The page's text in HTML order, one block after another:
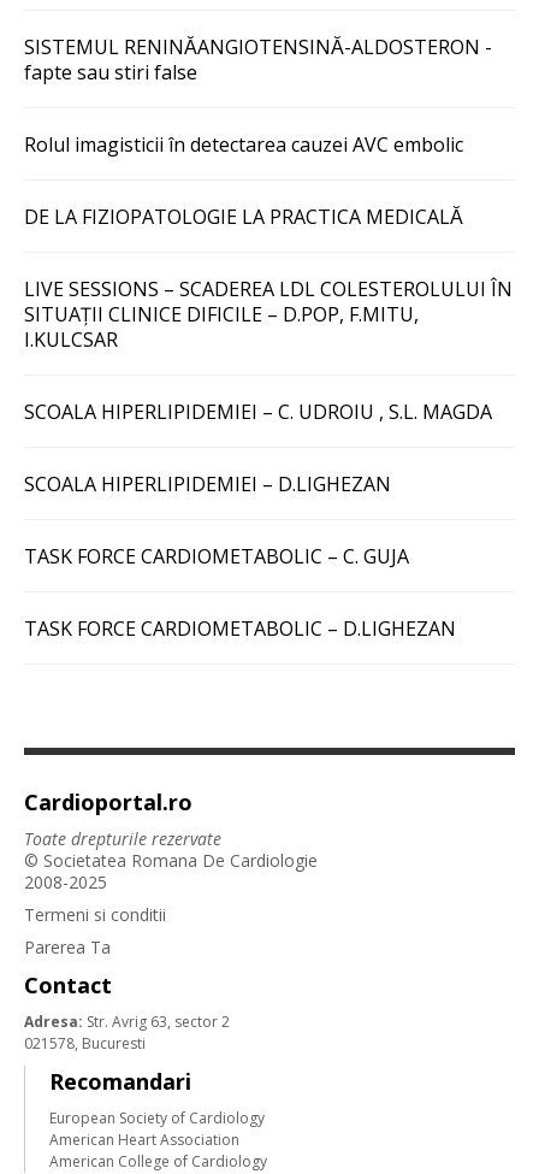
SISTEMUL RENINĂANGIOTENSINĂ-ALDOSTERON -
fapte sau stiri false
Rolul imagisticii în detectarea cauzei AVC embolic
DE LA FIZIOPATOLOGIE LA PRACTICA MEDICALĂ
LIVE SESSIONS – SCADEREA LDL COLESTEROLULUI ÎN
SITUAȚII CLINICE DIFICILE – D.POP, F.MITU,
I.KULCSAR
SCOALA HIPERLIPIDEMIEI – C. UDROIU , S.L. MAGDA
SCOALA HIPERLIPIDEMIEI – D.LIGHEZAN
TASK FORCE CARDIOMETABOLIC – C. GUJA
TASK FORCE CARDIOMETABOLIC – D.LIGHEZAN
Cardioportal.ro
Toate drepturile rezervate
© Societatea Romana De Cardiologie
2008-2025
Termeni si conditii
Parerea Ta
Contact
Adresa: Str. Avrig 63, sector 2
021578, Bucuresti
Recomandari
European Society of Cardiology
American Heart Association
American College of Cardiology